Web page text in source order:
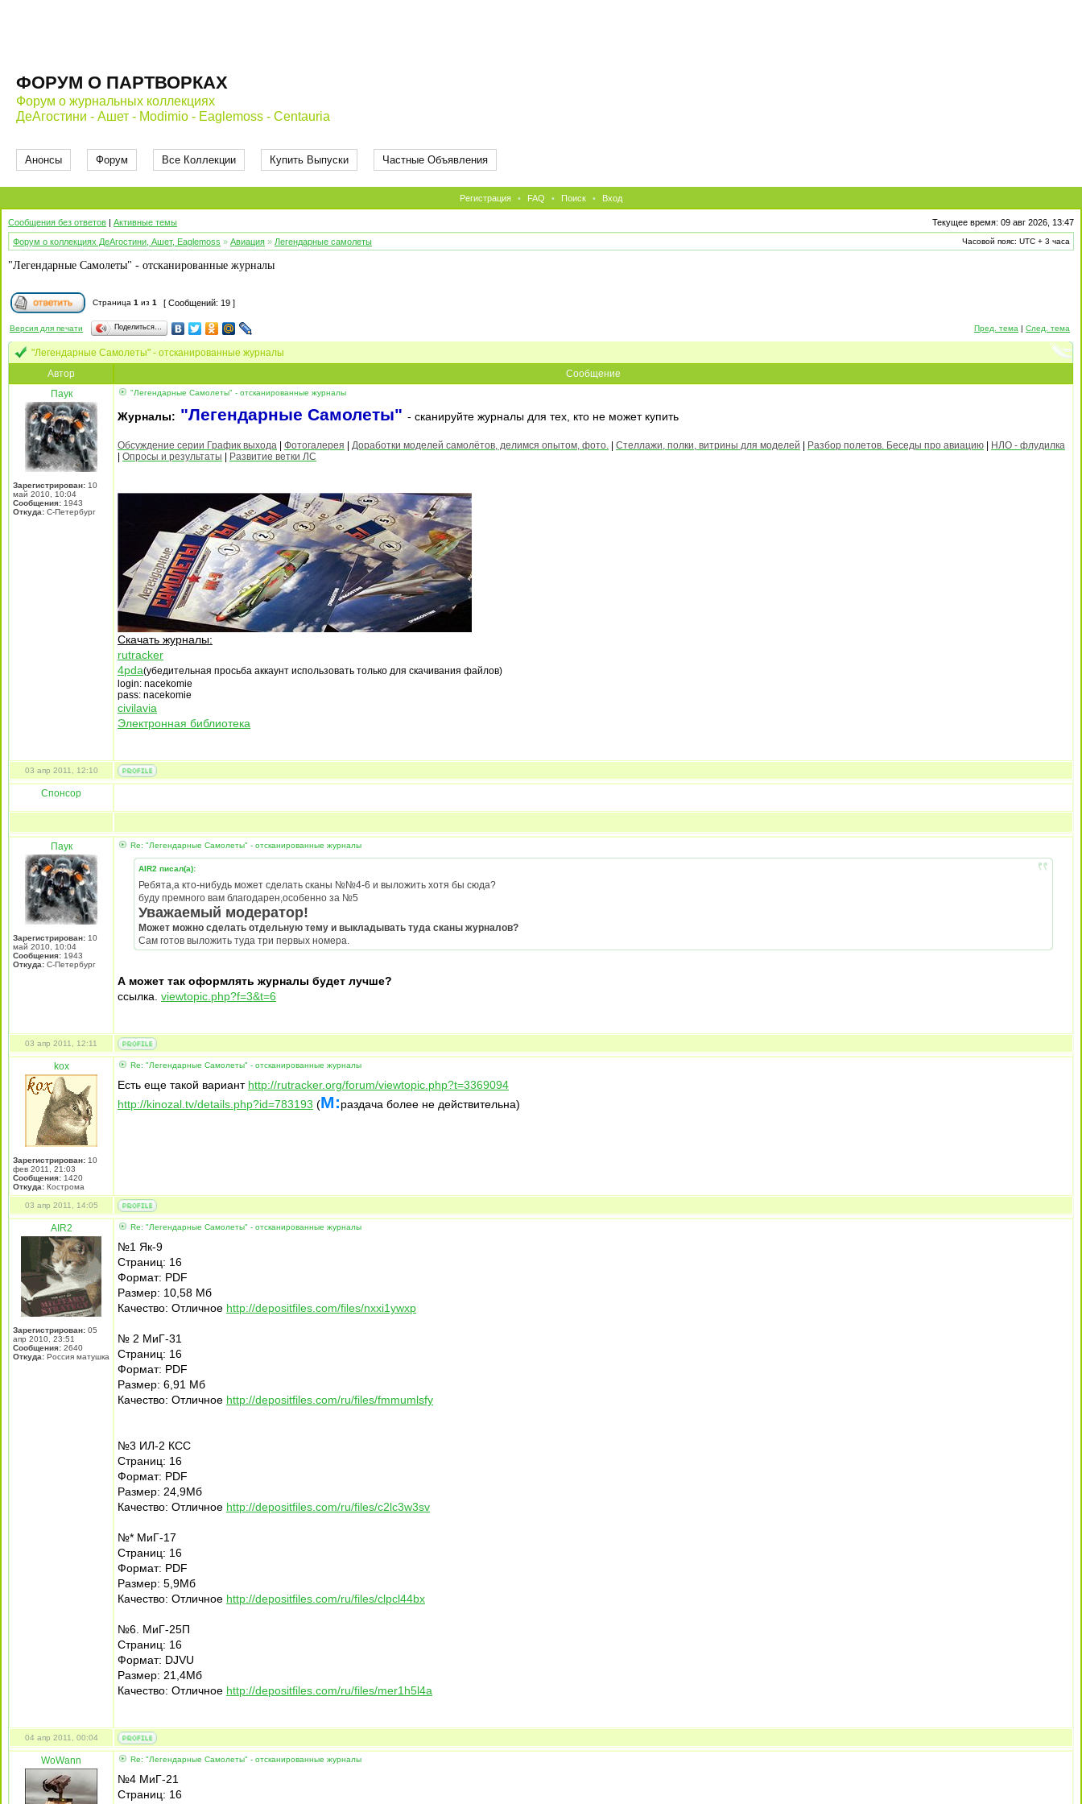
ФОРУМ О ПАРТВОРКАХ
Форум о журнальных коллекциях
ДеАгостини - Ашет - Modimio - Eaglemoss - Centauria
Анонсы Форум Все Коллекции Купить Выпуски Частные Объявления
Регистрация • FAQ • Поиск • Вход
Сообщения без ответов | Активные темы
Текущее время: 09 авг 2026, 13:47
Форум о коллекциях ДеАгостини, Ашет, Eaglemoss » Авиация » Легендарные самолеты Часовой пояс: UTC + 3 часа
"Легендарные Самолеты" - отсканированные журналы
Страница 1 из 1 [ Сообщений: 19 ]
Версия для печати Поделиться… Пред. тема | След. тема
"Легендарные Самолеты" - отсканированные журналы
Автор
Сообщение
Паук
Зарегистрирован: 10
май 2010, 10:04
Сообщения: 1943
Откуда: С-Петербург
"Легендарные Самолеты" - отсканированные журналы
Журналы: "Легендарные Самолеты" - сканируйте журналы для тех, кто не может купить
Обсуждение серии График выхода Фотогалерея Доработки моделей самолётов, делимся опытом, фото. Стеллажи, полки, витрины для моделей Разбор полетов. Беседы про авиацию
НЛО - флудилка
Опросы и результаты Развитие ветки ЛС
Cкачать журналы:
rutracker
4pda(убедительная просьба аккаунт использовать только для скачивания файлов)
login: nacekomie
pass: nacekomie
civilavia
Электронная библиотека
03 апр 2011, 12:10
Спонсор
Паук
Зарегистрирован: 10
май 2010, 10:04
Сообщения: 1943
Откуда: С-Петербург
Re: "Легендарные Самолеты" - отсканированные журналы
AIR2 писал(а):
Ребята,а кто-нибудь может сделать сканы №№4-6 и выложить хотя бы сюда?
буду премного вам благодарен,особенно за №5
Уважаемый модератор!
Может можно сделать отдельную тему и выкладывать туда сканы журналов?
Сам готов выложить туда три первых номера.
А может так оформлять журналы будет лучше?
ссылка. viewtopic.php?f=3&t=6
03 апр 2011, 12:11
kox
Зарегистрирован: 10
фев 2011, 21:03
Сообщения: 1420
Откуда: Кострома
Re: "Легендарные Самолеты" - отсканированные журналы
Есть еще такой вариант http://rutracker.org/forum/viewtopic.php?t=3369094
http://kinozal.tv/details.php?id=783193 (М:раздача более не действительна)
03 апр 2011, 14:05
AIR2
Зарегистрирован: 05
апр 2010, 23:51
Сообщения: 2640
Откуда: Россия матушка
Re: "Легендарные Самолеты" - отсканированные журналы
№1 Як-9
Страниц: 16
Формат: PDF
Размер: 10,58 Мб
Качество: Отличное http://depositfiles.com/files/nxxi1ywxp
№ 2 МиГ-31
Страниц: 16
Формат: PDF
Размер: 6,91 Мб
Качество: Отличное http://depositfiles.com/ru/files/fmmumlsfy
№3 ИЛ-2 КСС
Страниц: 16
Формат: PDF
Размер: 24,9Мб
Качество: Отличное http://depositfiles.com/ru/files/c2lc3w3sv
№* МиГ-17
Страниц: 16
Формат: PDF
Размер: 5,9Мб
Качество: Отличное http://depositfiles.com/ru/files/clpcl44bx
№6. МиГ-25П
Страниц: 16
Формат: DJVU
Размер: 21,4Мб
Качество: Отличное http://depositfiles.com/ru/files/mer1h5l4a
04 апр 2011, 00:04
WoWann Re: "Легендарные Самолеты" - отсканированные журналы
№4 МиГ-21
Страниц: 16